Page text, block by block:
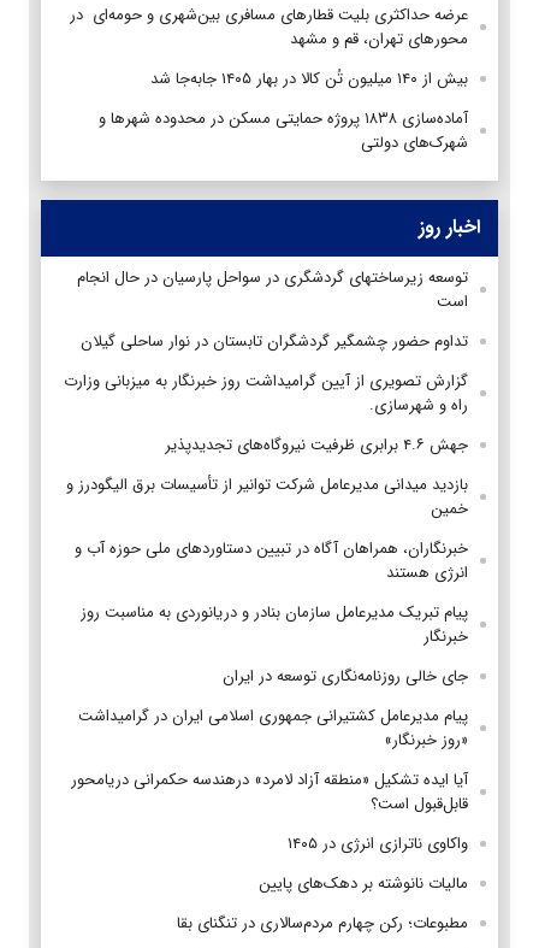
عرضه حداکثری بلیت قطارهای مسافری بین‌شهری و حومه‌ای در
محورهای تهران، قم و مشهد
بیش از ۱۴۰ میلیون تُن کالا در بهار ۱۴۰۵ جابه‌جا شد
آماده‌سازی ۱۸۳۸ پروژه حمایتی مسکن در محدوده شهرها و
شهرک‌های دولتی
اخبار روز
توسعه زیرساختهای گردشگری در سواحل پارسیان در حال انجام
است
تداوم حضور چشمگیر گردشگران تابستان در نوار ساحلی گیلان
گزارش تصویری از آیین گرامیداشت روز خبرنگار به میزبانی وزارت
راه و شهرسازی.
جهش ۴.۶ برابری ظرفیت نیروگاه‌های تجدیدپذیر
بازدید میدانی مدیرعامل شرکت توانیر از تأسیسات برق الیگودرز و
خمین
خبرنگاران، همراهان آگاه در تبیین دستاوردهای ملی حوزه آب و
انرژی هستند
پیام تبریک مدیرعامل سازمان بنادر و دریانوردی به مناسبت روز
خبرنگار
جای خالی روزنامه‌نگاری توسعه در ایران
پیام مدیرعامل کشتیرانی جمهوری اسلامی ایران در گرامیداشت
«روز خبرنگار»
آیا ایده تشکیل «منطقه آزاد لامرد» درهندسه حکمرانی دریامحور
قابل‌قبول است؟
واکاوی ناترازی انرژی در ۱۴۰۵
مالیات نانوشته بر دهک‌های پایین
مطبوعات؛ رکن چهارم مردم‌سالاری در تنگنای بقا